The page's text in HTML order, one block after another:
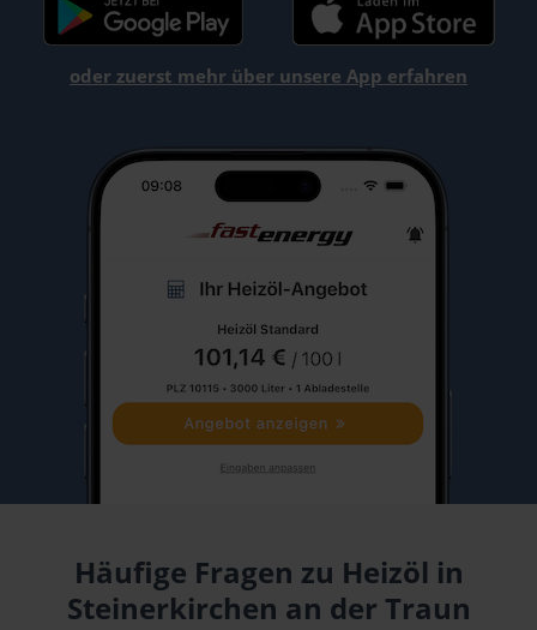
oder zuerst mehr über unsere App erfahren
Häufige Fragen zu Heizöl in
Steinerkirchen an der Traun